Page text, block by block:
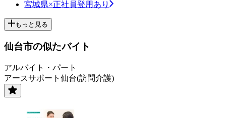
宮城県×正社員登用あり
もっと見る
仙台市の似たバイト
アルバイト・パート
アースサポート仙台(訪問介護)